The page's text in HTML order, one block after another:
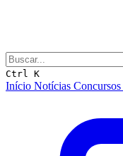
Ctrl K
Início Notícias Concursos